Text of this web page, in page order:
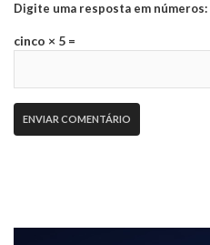
Digite uma resposta em números:
cinco × 5 =